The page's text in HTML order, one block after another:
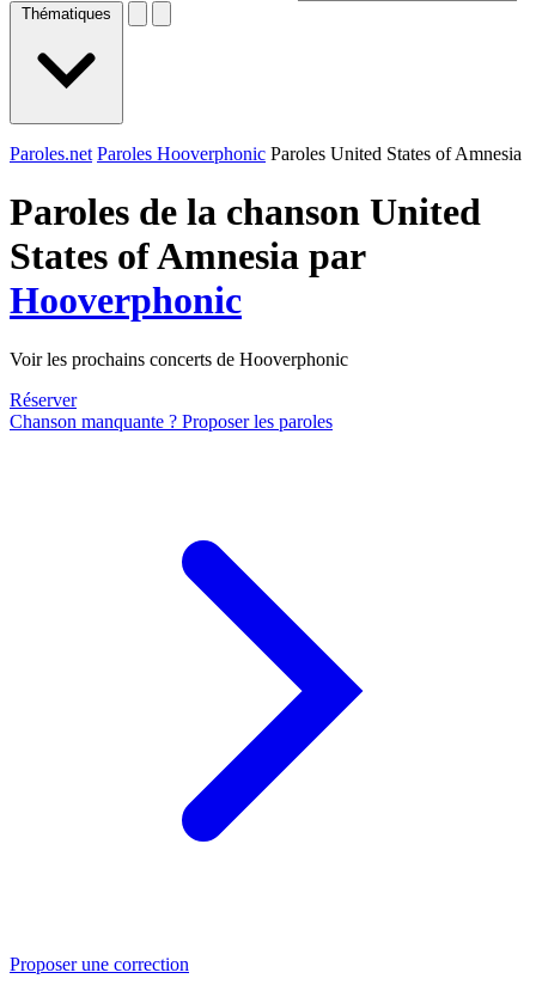
Thématiques
Paroles.net Paroles Hooverphonic Paroles United States of Amnesia
Paroles de la chanson United
States of Amnesia par
Hooverphonic
Voir les prochains concerts de Hooverphonic
Réserver
Chanson manquante ? Proposer les paroles
Proposer une correction